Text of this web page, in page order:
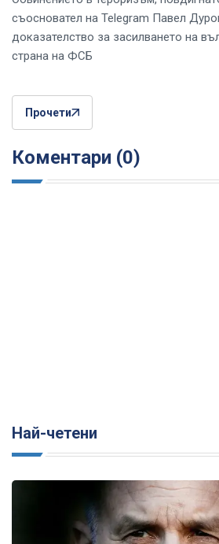
съосновател на Telegram Павел
доказателство за засилването на
страна на ФСБ
Прочети
Коментари (0)
Най-четени